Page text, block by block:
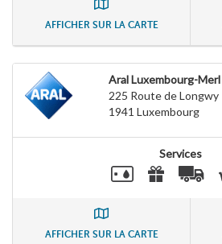
AFFICHER SUR LA CARTE
Aral Luxembourg-Merl
225 Route de Longwy
1941 Luxembourg
Services
AFFICHER SUR LA CARTE